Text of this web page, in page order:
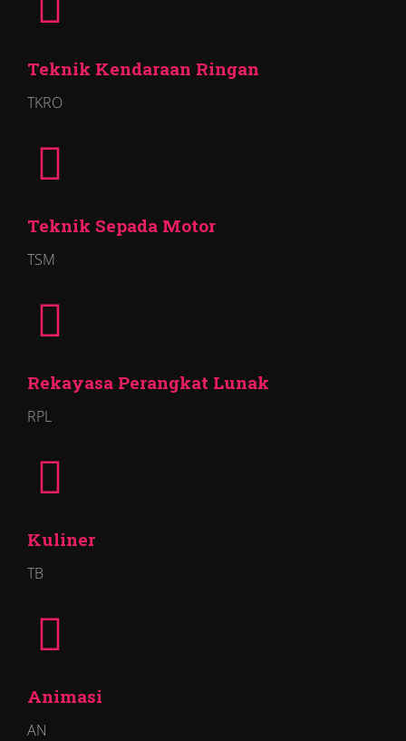
Teknik Kendaraan Ringan
TKRO
Teknik Sepada Motor
TSM
Rekayasa Perangkat Lunak
RPL
Kuliner
TB
Animasi
AN